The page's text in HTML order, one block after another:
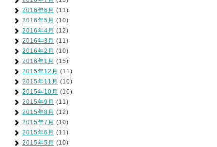
2016年6月 (11)
2016年5月 (10)
2016年4月 (12)
2016年3月 (11)
2016年2月 (10)
2016年1月 (15)
2015年12月 (11)
2015年11月 (10)
2015年10月 (10)
2015年9月 (11)
2015年8月 (12)
2015年7月 (10)
2015年6月 (11)
2015年5月 (10)